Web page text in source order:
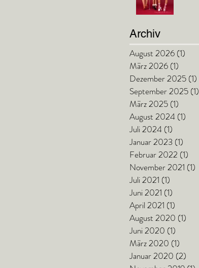
Archiv
August 2026 (1)
März 2026 (1)
Dezember 2025 (1)
September 2025 (1)
März 2025 (1)
August 2024 (1)
Juli 2024 (1)
Januar 2023 (1)
Februar 2022 (1)
November 2021 (1)
Juli 2021 (1)
Juni 2021 (1)
April 2021 (1)
August 2020 (1)
Juni 2020 (1)
März 2020 (1)
Januar 2020 (2)